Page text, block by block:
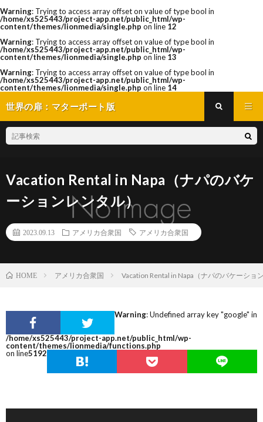
Warning: Trying to access array offset on value of type bool in
/home/xs525443/project-app.net/public_html/wp-
content/themes/lionmedia/single.php on line 12
Warning: Trying to access array offset on value of type bool in
/home/xs525443/project-app.net/public_html/wp-
content/themes/lionmedia/single.php on line 13
Warning: Trying to access array offset on value of type bool in
/home/xs525443/project-app.net/public_html/wp-
content/themes/lionmedia/single.php on line 14
世界の扉：マターポート版
Vacation Rental in Napa（ナパのバケ
ーションレンタル）
2023.09.13 アメリカ合衆国 アメリカ合衆国
HOME アメリカ合衆国 Vacation Rental in Napa（ナパのバケーショ
Warning: Undefined array key "google" in
/home/xs525443/project-app.net/public_html/wp-
content/themes/lionmedia/functions.php
on line5192